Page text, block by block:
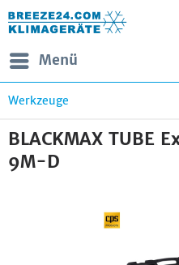
Menü
Werkzeuge
BLACKMAX TUBE
9M-D